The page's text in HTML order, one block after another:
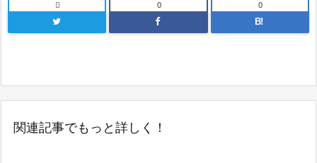
 0
B!
0
関連記事でもっと詳しく！